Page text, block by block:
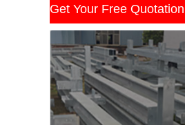
Get Your Free